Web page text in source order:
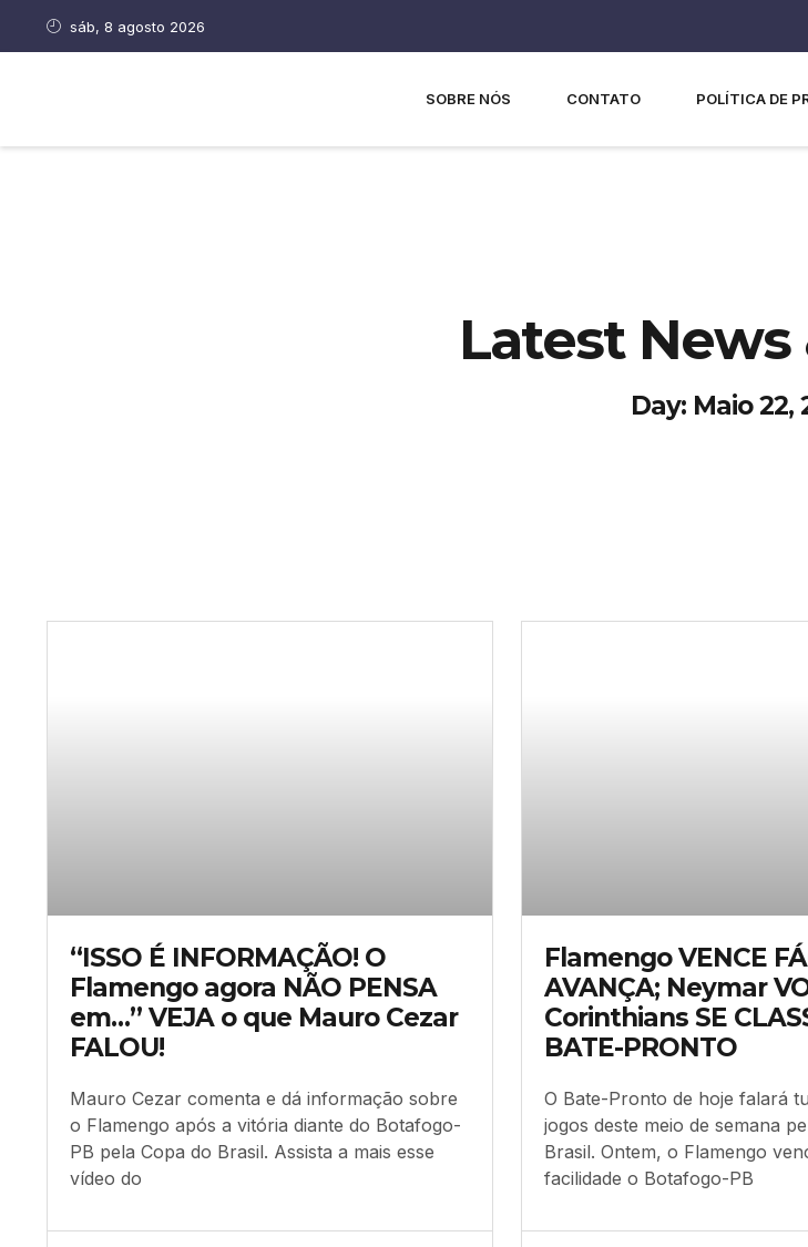
sáb, 8 agosto 2026
SOBRE NÓS CONTATO POLÍTICA DE
Latest
Day: Maio 22,
“ISSO É INFORMAÇÃO! O
Flamengo agora NÃO PENSA
em…” VEJA o que Mauro Cezar
FALOU!
Mauro Cezar comenta e dá informação sobre
o Flamengo após a vitória diante do Botafogo-
PB pela Copa do Brasil. Assista a mais esse
vídeo do
Flamengo VENCE
AVANÇA; Neymar
Corinthians SE
BATE-PRONTO
O Bate-Pronto de hoje falará
jogos deste meio de semana
Brasil. Ontem, o Flamengo
facilidade o Botafogo-PB